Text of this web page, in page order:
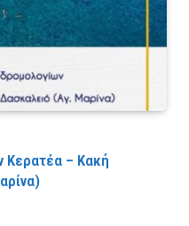
Κερατέα – Κακή